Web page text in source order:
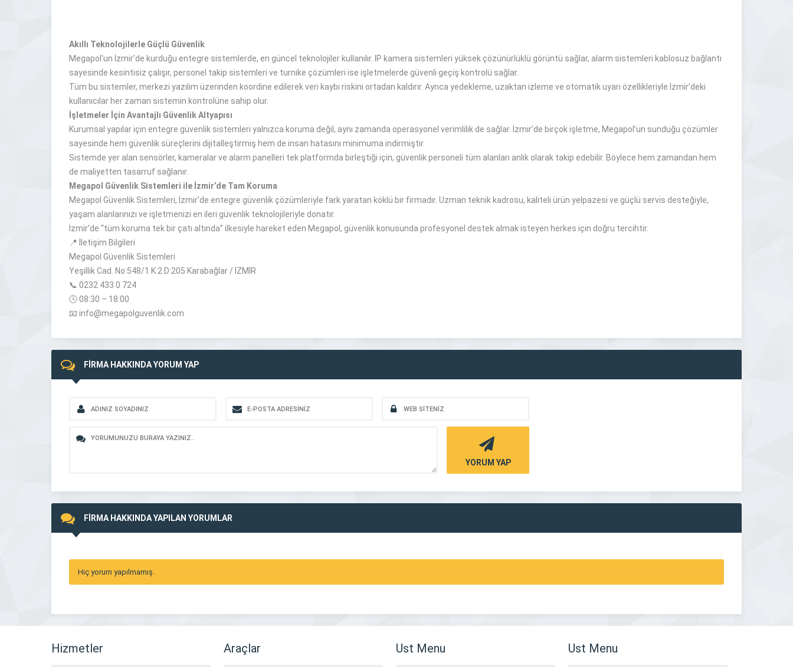
Akıllı Teknolojilerle Güçlü Güvenlik
Megapol’un İzmir’de kurduğu entegre sistemlerde, en güncel teknolojiler kullanılır. IP kamera sistemleri yüksek çözünürlüklü görüntü sağlar, alarm sistemleri kablosuz bağlantı
sayesinde kesintisiz çalışır, personel takip sistemleri ve turnike çözümleri ise işletmelerde güvenli geçiş kontrolü sağlar.
Tüm bu sistemler, merkezi yazılım üzerinden koordine edilerek veri kaybı riskini ortadan kaldırır. Ayrıca yedekleme, uzaktan izleme ve otomatik uyarı özellikleriyle İzmir’deki
kullanıcılar her zaman sistemin kontrolüne sahip olur.
İşletmeler İçin Avantajlı Güvenlik Altyapısı
Kurumsal yapılar için entegre güvenlik sistemleri yalnızca koruma değil, aynı zamanda operasyonel verimlilik de sağlar. İzmir’de birçok işletme, Megapol’un sunduğu çözümler
sayesinde hem güvenlik süreçlerini dijitalleştirmiş hem de insan hatasını minimuma indirmiştir.
Sistemde yer alan sensörler, kameralar ve alarm panelleri tek platformda birleştiği için, güvenlik personeli tüm alanları anlık olarak takip edebilir. Böylece hem zamandan hem
de maliyetten tasarruf sağlanır.
Megapol Güvenlik Sistemleri ile İzmir’de Tam Koruma
Megapol Güvenlik Sistemleri, İzmir’de entegre güvenlik çözümleriyle fark yaratan köklü bir firmadır. Uzman teknik kadrosu, kaliteli ürün yelpazesi ve güçlü servis desteğiyle,
yaşam alanlarınızı ve işletmenizi en ileri güvenlik teknolojileriyle donatır.
İzmir’de “tüm koruma tek bir çatı altında” ilkesiyle hareket eden Megapol, güvenlik konusunda profesyonel destek almak isteyen herkes için doğru tercihtir.
📍 İletişim Bilgileri
Megapol Güvenlik Sistemleri
Yeşillik Cad. No:548/1 K:2 D:205 Karabağlar / İZMİR
📞 0232 433 0 724
🕓 08:30 – 18:00
📧 info@megapolguvenlik.com
FİRMA HAKKINDA YORUM YAP
YORUM YAP
FİRMA HAKKINDA YAPILAN YORUMLAR
Hiç yorum yapılmamış.
Hizmetler Araçlar Ust Menu Ust Menu